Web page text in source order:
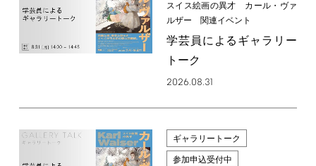
スイス絵画の異才 カール・ヴァ
ルザー 関連イベント
学芸員によるギャラリー
トーク
2026.08.31
ギャラリートーク
参加申込受付中